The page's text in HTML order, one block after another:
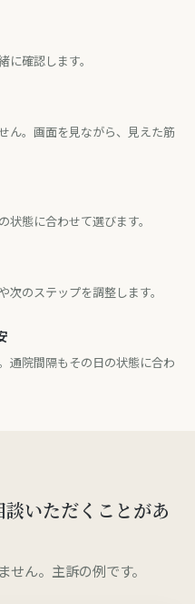
確認します。
ん。画面を見ながら、見えた筋
態に合わせて選びます。
のステップを調整します。
通院間隔もその日の状態に合わ
いただくことがあ
ん。主訴の例です。